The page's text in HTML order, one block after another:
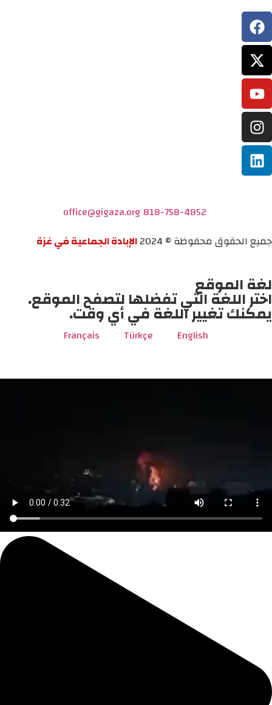
818-758-4852
office@gigaza.org
جميع الحقوق محفوظة © 2024
الإبادة الجماعية في غزة
لغة الموقع
اختر اللغة التي تفضلها لتصفح الموقع.
يمكنك تغيير اللغة في أي وقت.
English
Türkçe
Français